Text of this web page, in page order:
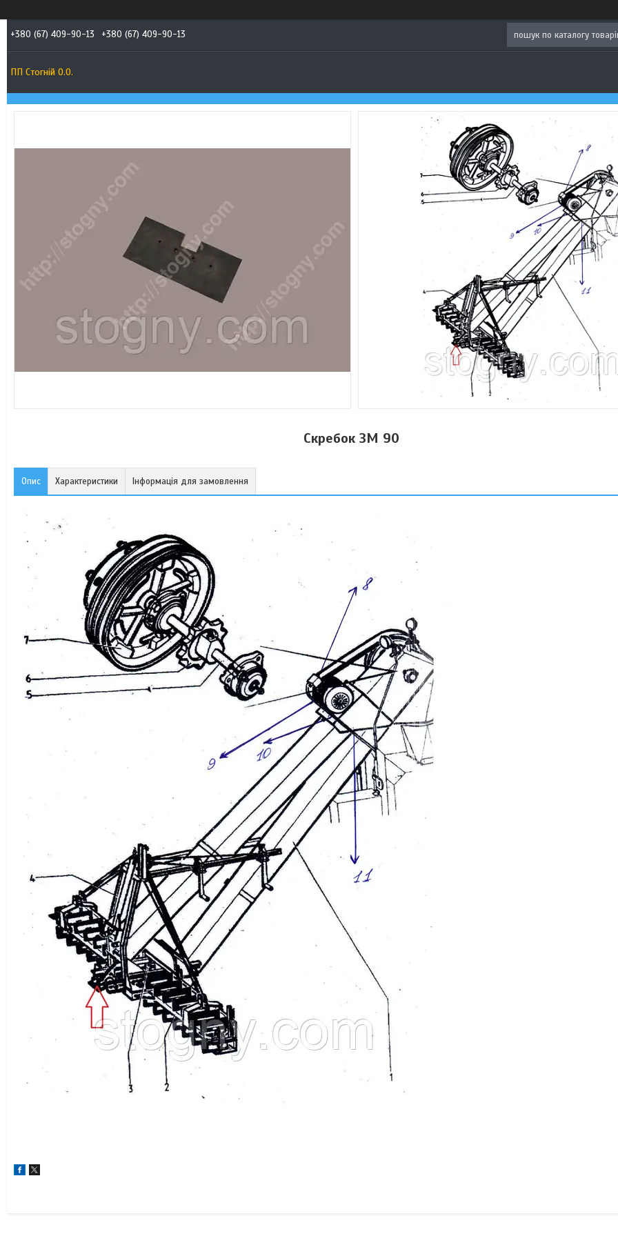
+380 (67) 409-90-13 +380 (67) 409-90-13
ПП Стогній О.О.
Скребок ЗМ 90
Опис Характеристики Інформація для замовлення